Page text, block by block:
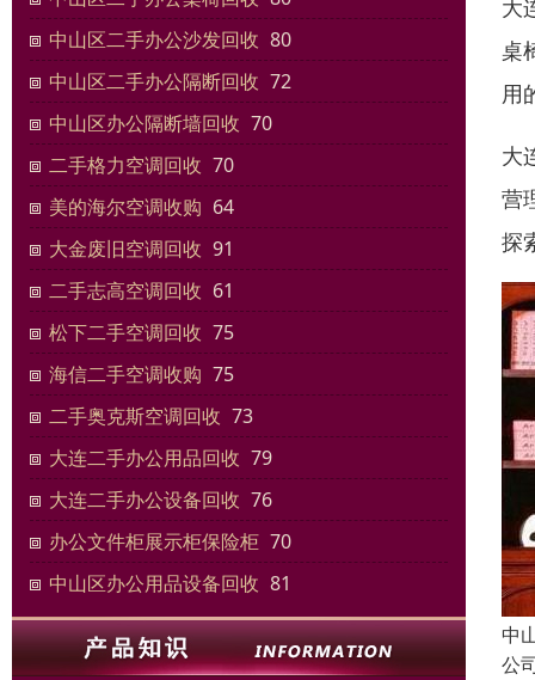
中山区二手办公沙发回收 80
中山区二手办公隔断回收 72
中山区办公隔断墙回收 70
二手格力空调回收 70
美的海尔空调收购 64
大金废旧空调回收 91
二手志高空调回收 61
松下二手空调回收 75
海信二手空调收购 75
二手奥克斯空调回收 73
大连二手办公用品回收 79
大连二手办公设备回收 76
办公文件柜展示柜保险柜 70
中山区办公用品设备回收 81
大
桌
用
大
营
探
中
公